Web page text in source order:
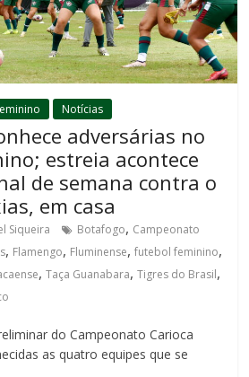
Notícias
adversárias no
estreia acontece
de semana contra o
em casa
Siqueira Botafogo, Campeonato
, Flamengo, Fluminense,futebol feminino,
,Taça Guanabara,Tigres do Brasil,
do Campeonato Carioca
as quatro equipes que se